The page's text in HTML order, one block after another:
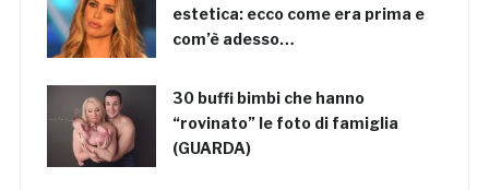
estetica: ecco come era prima e
com’è adesso…
30 buffi bimbi che hanno
“rovinato” le foto di famiglia
(GUARDA)